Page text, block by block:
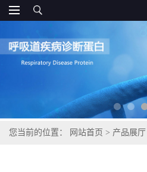
您当前的位置： 网站首页 > 产品展厅